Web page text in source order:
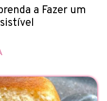
a Fazer um